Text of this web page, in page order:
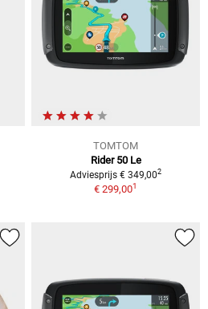
TOMTOM
Rider 50 Le
Adviesprijs € 349,002
€ 299,001